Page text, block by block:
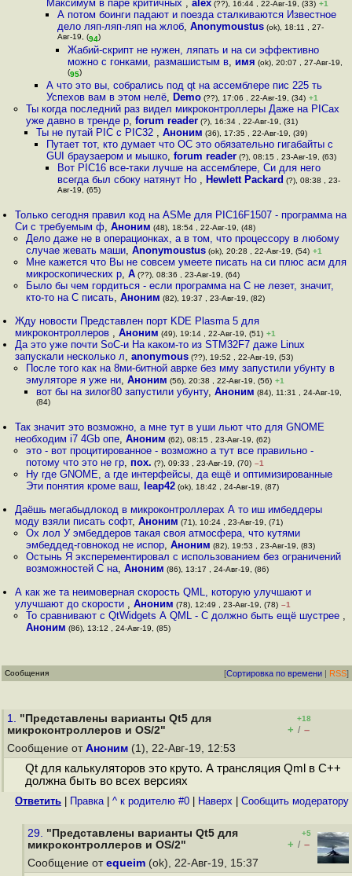
Максимум в паре критичных ,alex (??), 16:44 , 22-Авг-19, (33) +1
А потом боинги падают и поезда сталкиваются Известное
дело ляп-ляп-ляп на жлоб, Anonymoustus(ok), 18:11 , 27-
Авг-19, (94)
Жабий-скрипт не нужен, ляпать и на си эффективно
можно с гонками, размашистым в, имя (ok), 20:07 , 27-Авг-19,
(95)
А что это вы, собрались под qt на ассемблере пис 225 ть
Успехов вам в этом нелё, Demo (??), 17:06 , 22-Авг-19, (34) +1
Ты когда последний раз видел микроконтроллеры Даже на PICах
уже давно в тренде р, forum reader(?), 16:34 , 22-Авг-19, (31)
Ты не путай PIC с PIC32 , Аноним (36), 17:35 , 22-Авг-19, (39)
Путает тот, кто думает что ОС это обязательно гигабайты с
GUI браузаером и мышко,forum reader (?), 08:15 , 23-Авг-19, (63)
Вот PIC16 все-таки лучше на ассемблере, Си для него
всегда был сбоку натянут Но , Hewlett Packard (?), 08:38 , 23-
Авг-19, (65)
Только сегодня правил код на ASMе для PIC16F1507 - программа на
Си с требуемым ф,Аноним (48), 18:54 , 22-Авг-19, (48)
Дело даже не в операционках, а в том, что процессору в любому
случае жевать маши, Anonymoustus(ok), 20:28 , 22-Авг-19, (54) +1
Мне кажется что Вы не совсем умеете писать на си плюс асм для
микроскопических р, А(??), 08:36 , 23-Авг-19, (64)
Было бы чем гордиться - если программа на С не лезет, значит,
кто-то на С писать, Аноним (82), 19:37 , 23-Авг-19, (82)
Жду новости Представлен порт KDE Plasma 5 для
микроконтроллеров ,Аноним (49), 19:14 , 22-Авг-19, (51) +1
Да это уже почти SoC-и На каком-то из STM32F7 даже Linux
запускали несколько л,anonymous (??), 19:52 , 22-Авг-19, (53)
После того как на 8ми-битной аврке без мму запустили убунту в
эмуляторе я уже ни, Аноним (56), 20:38 , 22-Авг-19, (56) +1
вот бы на зилог80 запустили убунту, Аноним (84), 11:31 , 24-Авг-19,
(84)
Так значит это возможно, а мне тут в уши льют что для GNOME
необходим i7 4Gb опе,Аноним (62), 08:15 , 23-Авг-19, (62)
это - вот процитированное - возможно а тут все правильно -
потому что это не гр, пох. (?), 09:33 , 23-Авг-19, (70) –1
Ну где GNOME, а где интерфейсы, да ещё и оптимизированные
Эти понятия кроме ваш, leap42(ok), 18:42 , 24-Авг-19, (87)
Даёшь мегабыдлокод в микроконтроллерах А то иш имбеддеры
моду взяли писать софт,Аноним (71), 10:24 , 23-Авг-19, (71)
Ох лол У эмбеддеров такая своя атмосфера, что кутями
эмбеддед-говнокод не испор, Аноним (82), 19:53 , 23-Авг-19, (83)
Остынь Я эксперементировал с использованием без ограничений
возможностей C на, Аноним (86), 13:17 , 24-Авг-19, (86)
А как же та неимоверная скорость QML, которую улучшают и
улучшают до скорости ,Аноним (78), 12:49 , 23-Авг-19, (78) –1
То сравнивают с QtWidgets А QML - C должно быть ещё шустрее ,
Аноним (86), 13:12 , 24-Авг-19, (85)
Сообщения [Сортировка по времени | RSS]
1. "Представлены варианты Qt5 для
микроконтроллеров и OS/2"
+18
+ / –
Сообщение от Аноним (1), 22-Авг-19, 12:53
Qt для калькуляторов это круто. А трансляция Qml в C++
должна быть во всех версиях
Ответить Правка| ^ к родителю #0 Наверх Cообщить модератору
29. "Представлены варианты Qt5 для
микроконтроллеров и OS/2"
+5
+ / –
Сообщение от equeim (ok), 22-Авг-19, 15:37